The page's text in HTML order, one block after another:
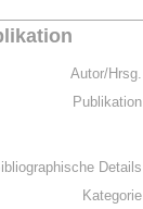
Autor/Hrsg.
Publikation
Details
Kategorie